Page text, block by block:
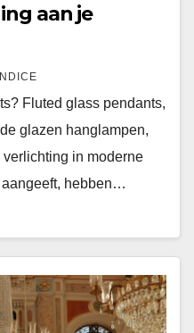
aan je
Fluted glass pendants,
glazen hanglampen,
in moderne
hebben…